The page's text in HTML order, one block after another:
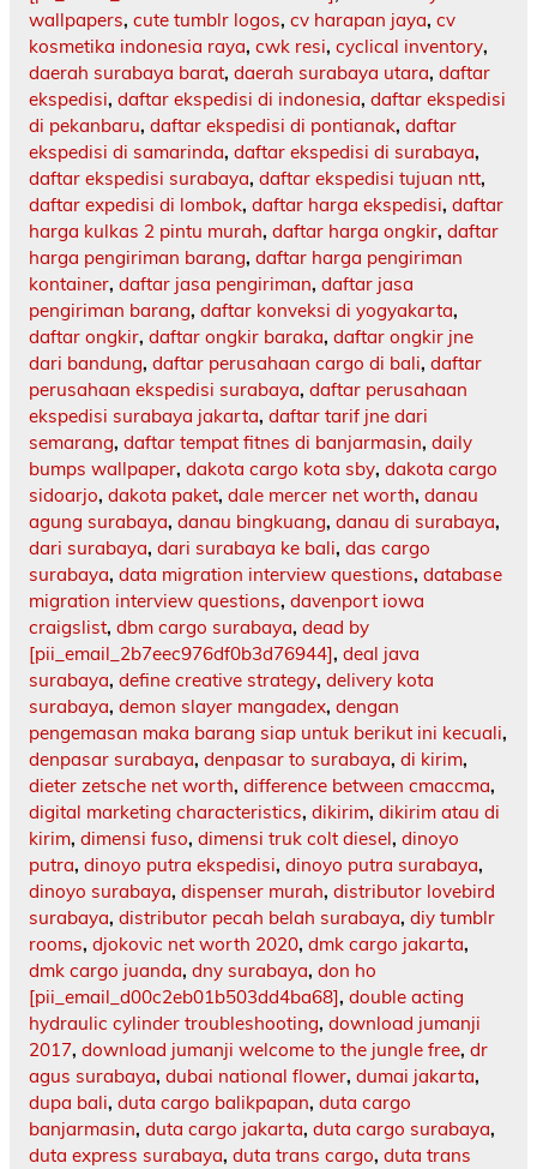
wallpapers, cute tumblr logos, cv harapan jaya, cv
kosmetika indonesia raya, cwk resi, cyclical inventory,
daerah surabaya barat, daerah surabaya utara, daftar
ekspedisi, daftar ekspedisi di indonesia, daftar ekspedisi
di pekanbaru, daftar ekspedisi di pontianak, daftar
ekspedisi di samarinda, daftar ekspedisi di surabaya,
daftar ekspedisi surabaya, daftar ekspedisi tujuan ntt,
daftar expedisi di lombok, daftar harga ekspedisi, daftar
harga kulkas 2 pintu murah, daftar harga ongkir, daftar
harga pengiriman barang, daftar harga pengiriman
kontainer, daftar jasa pengiriman, daftar jasa
pengiriman barang, daftar konveksi di yogyakarta,
daftar ongkir, daftar ongkir baraka, daftar ongkir jne
dari bandung, daftar perusahaan cargo di bali, daftar
perusahaan ekspedisi surabaya, daftar perusahaan
ekspedisi surabaya jakarta, daftar tarif jne dari
semarang, daftar tempat fitnes di banjarmasin, daily
bumps wallpaper, dakota cargo kota sby, dakota cargo
sidoarjo, dakota paket, dale mercer net worth, danau
agung surabaya, danau bingkuang, danau di surabaya,
dari surabaya, dari surabaya ke bali, das cargo
surabaya, data migration interview questions, database
migration interview questions, davenport iowa
craigslist, dbm cargo surabaya, dead by
[pii_email_2b7eec976df0b3d76944], deal java
surabaya, define creative strategy, delivery kota
surabaya, demon slayer mangadex, dengan
pengemasan maka barang siap untuk berikut ini kecuali,
denpasar surabaya, denpasar to surabaya, di kirim,
dieter zetsche net worth, difference between cmaccma,
digital marketing characteristics, dikirim, dikirim atau di
kirim, dimensi fuso, dimensi truk colt diesel, dinoyo
putra, dinoyo putra ekspedisi, dinoyo putra surabaya,
dinoyo surabaya, dispenser murah, distributor lovebird
surabaya, distributor pecah belah surabaya, diy tumblr
rooms, djokovic net worth 2020, dmk cargo jakarta,
dmk cargo juanda, dny surabaya, don ho
[pii_email_d00c2eb01b503dd4ba68], double acting
hydraulic cylinder troubleshooting, download jumanji
2017, download jumanji welcome to the jungle free, dr
agus surabaya, dubai national flower, dumai jakarta,
dupa bali, duta cargo balikpapan, duta cargo
banjarmasin, duta cargo jakarta, duta cargo surabaya,
duta express surabaya, duta trans cargo, duta trans